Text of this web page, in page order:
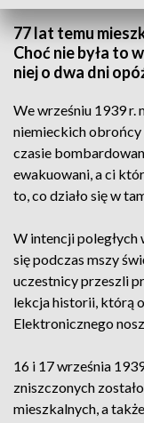
77 lat temu
Choć nie była to
niej o dwa dni
We wrześniu 1939 r.
niemieckich obrońcy
czasie
ewakuowani, a ci
to, co działo się w
W intencji
się podczas mszy
uczestnicy przeszli
lekcja historii, którą
Elektronicznego
16 i 17 września
zniszczonych
mieszkalnych, a